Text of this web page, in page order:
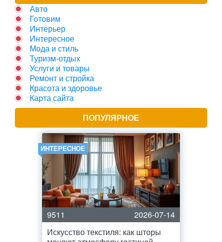
Авто
Готовим
Интерьер
Интересное
Мода и стиль
Туризм-отдых
Услуги и товары
Ремонт и стройка
Красота и здоровье
Карта сайта
ПОПУЛЯРНОЕ
ИНТЕРЕСНОЕ
9511
2026-07-14
Искусство текстиля: как шторы